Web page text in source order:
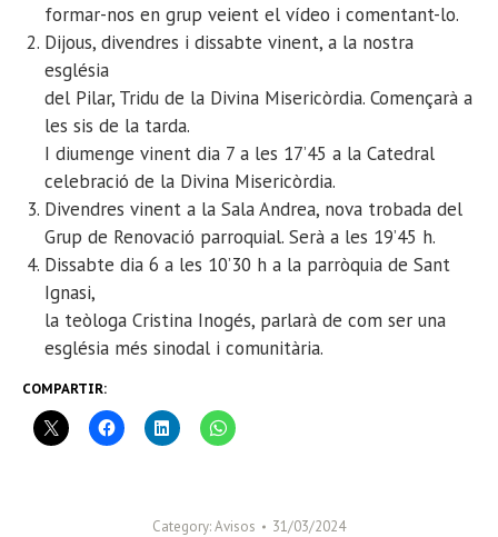
formar-nos en grup veient el vídeo i comentant-lo.
Dijous, divendres i dissabte vinent, a la nostra
església
del Pilar, Tridu de la Divina Misericòrdia. Començarà a
les sis de la tarda.
I diumenge vinent dia 7 a les 17’45 a la Catedral
celebració de la Divina Misericòrdia.
Divendres vinent a la Sala Andrea, nova trobada del
Grup de Renovació parroquial. Serà a les 19’45 h.
Dissabte dia 6 a les 10’30 h a la parròquia de Sant
Ignasi,
la teòloga Cristina Inogés, parlarà de com ser una
església més sinodal i comunitària.
COMPARTIR:
Category:Avisos 31/03/2024